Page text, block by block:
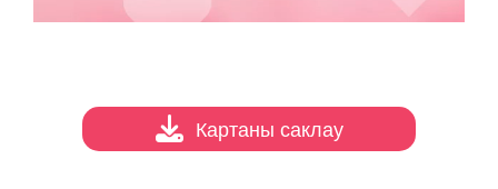
Картаны саклау